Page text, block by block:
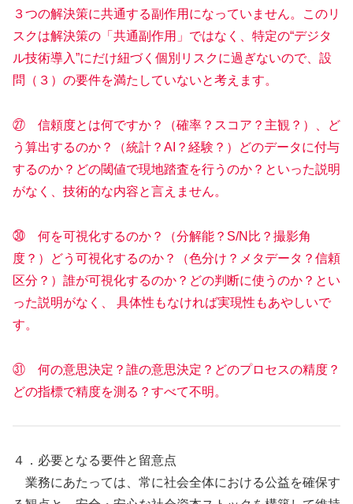
３つの解決策に共通する副作用になっていません。このリ
スクは解決策の「共通副作用」ではなく、特定の“デジタ
ル技術導入”にだけ紐づく個別リスクに過ぎないので、設
問（３）の要件を満たしていないと考えます。
㉗ 信頼度とは何ですか？（確率？スコア？主観？）、ど
う算出するのか？（統計？AI？経験？）どのデータに付与
するのか？どの閾値で現地踏査を行うのか？といった説明
がなく、技術的な内容と言えません。
㉚ 何を可視化するのか？（分解能？S/N比？撮影角
度？）どう可視化するのか？（色分け？メタデータ？信頼
区分？）誰が可視化するのか？どの判断に使うのか？とい
った説明がなく、 具体性もなければ実現性もあやしいで
す。
㉛ 何の意思決定？誰の意思決定？どのプロセスの精度？
どの指標で精度を測る？すべて不明。
４．必要となる要件と留意点
業務にあたっては、常に社会全体における公益を確保す